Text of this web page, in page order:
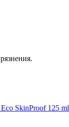
SkinProof 125 ml